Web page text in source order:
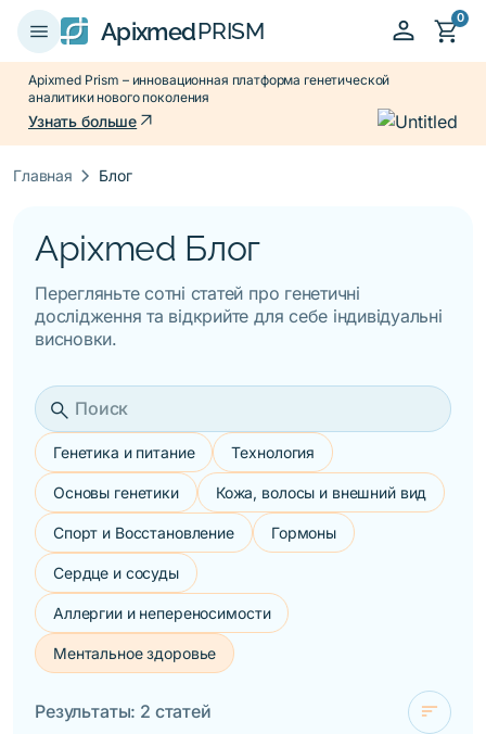
menu ApixmedPRISM person shopping_cart0
Apixmed Prism – инновационная платформа генетической
аналитики нового поколения
Узнать больше arrow_outward
Главная keyboard_arrow_right Блог
Apixmed Блог
Перегляньте сотні статей про генетичні
дослідження та відкрийте для себе індивідуальні
висновки.
Результаты: 2 статей sort
search
Генетика и питание Технология
Основы генетики Кожа, волосы и внешний вид
Спорт и Восстановление Гормоны
Сердце и сосуды
Аллергии и непереносимости
Ментальное здоровье